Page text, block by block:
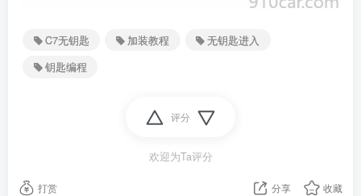
C7无钥匙 加装教程
无钥匙进入
钥匙编程
评分
欢迎为Ta评分
打赏 分享 收藏